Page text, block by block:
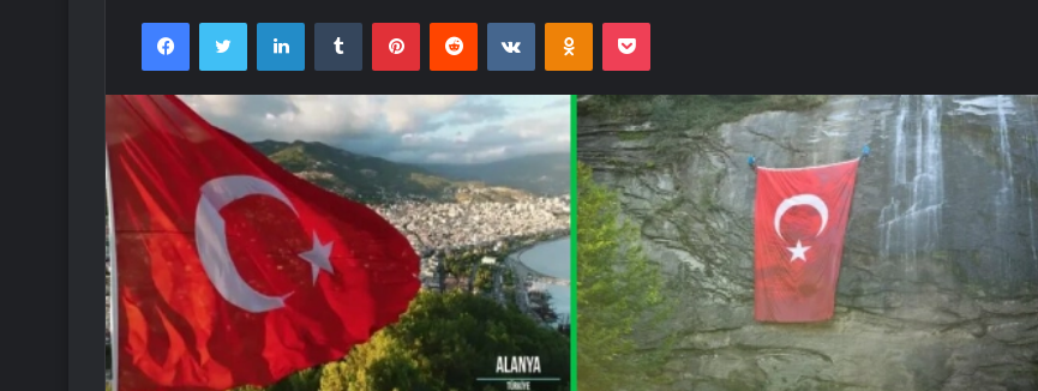
FacebookTwitter LinkedInTumblr PinterestReddit VKontakteOdnoklassniki
Pocket